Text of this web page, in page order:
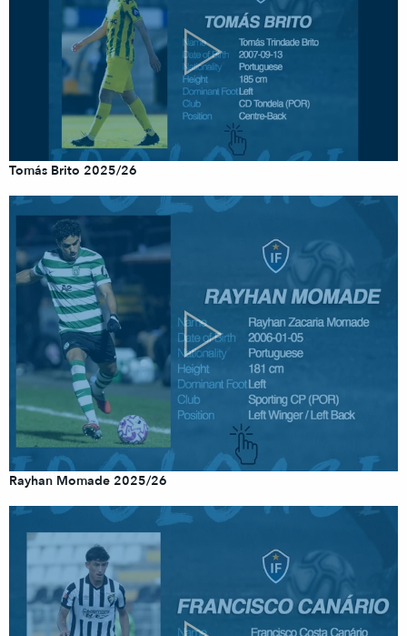
Tomás Brito 2025/26
Rayhan Momade 2025/26